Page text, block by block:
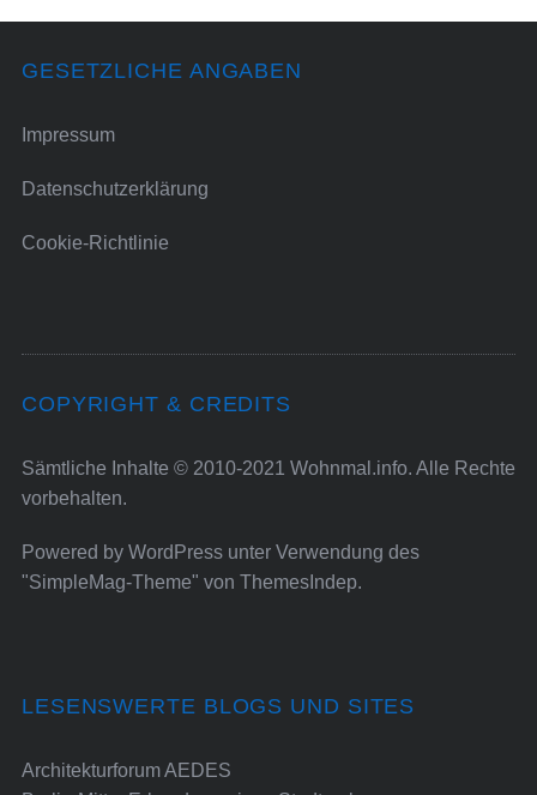
GESETZLICHE ANGABEN
Impressum
Datenschutzerklärung
Cookie-Richtlinie
COPYRIGHT & CREDITS
Sämtliche Inhalte © 2010-2021 Wohnmal.info. Alle Rechte
vorbehalten.
Powered by WordPressunter Verwendung des
"SimpleMag-Theme" von ThemesIndep.
LESENSWERTE BLOGS UND SITES
Architekturforum AEDES